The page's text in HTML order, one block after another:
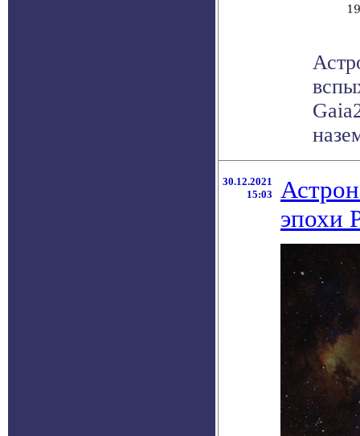
30.12.2021
15:03
эпохи